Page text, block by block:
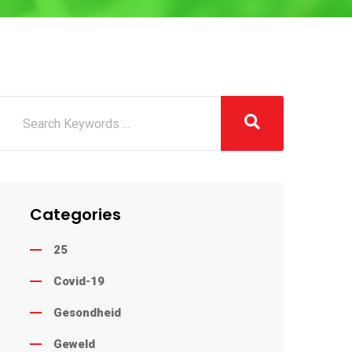
Categories
25
Covid-19
Gesondheid
Geweld